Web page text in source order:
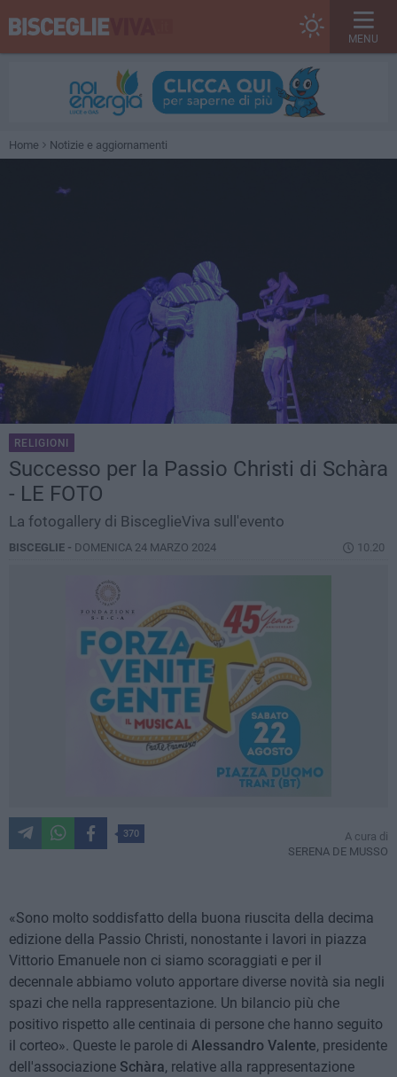
MENU
Home Notizie e aggiornamenti
RELIGIONI
Successo per la Passio Christi di Schàra
- LE FOTO
La fotogallery di BisceglieViva sull'evento
BISCEGLIE - DOMENICA 24 MARZO 2024 10.20
370
A cura di
SERENA DE MUSSO
«Sono molto soddisfatto della buona riuscita della decima
edizione della Passio Christi, nonostante i lavori in piazza
Vittorio Emanuele non ci siamo scoraggiati e per il
decennale abbiamo voluto apportare diverse novità sia negli
spazi che nella rappresentazione. Un bilancio più che
positivo rispetto alle centinaia di persone che hanno seguito
il corteo». Queste le parole di Alessandro Valente, presidente
dell'associazione Schàra, relative alla rappresentazione